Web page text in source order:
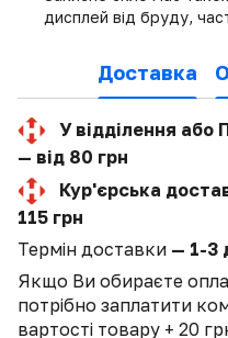
дисплей від бруду,
Доставка
У відділення або
— від 80 грн
Кур'єрська
115 грн
Термін доставки — 1-3
Якщо Ви обираєте
потрібно заплатити
вартості товару + 20